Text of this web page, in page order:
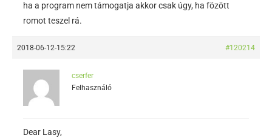
ha a program nem támogatja akkor csak úgy, ha fözött
romot teszel rá.
2018-06-12-15:22 #120214
cserfer
Felhasználó
Dear Lasy,